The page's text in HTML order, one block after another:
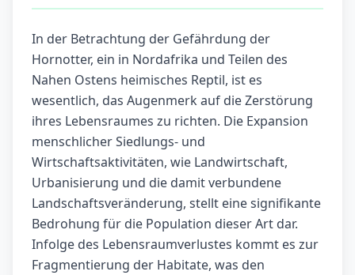
In der Betrachtung der Gefährdung der
Hornotter, ein in Nordafrika und Teilen des
Nahen Ostens heimisches Reptil, ist es
wesentlich, das Augenmerk auf die Zerstörung
ihres Lebensraumes zu richten. Die Expansion
menschlicher Siedlungs- und
Wirtschaftsaktivitäten, wie Landwirtschaft,
Urbanisierung und die damit verbundene
Landschaftsveränderung, stellt eine signifikante
Bedrohung für die Population dieser Art dar.
Infolge des Lebensraumverlustes kommt es zur
Fragmentierung der Habitate, was den